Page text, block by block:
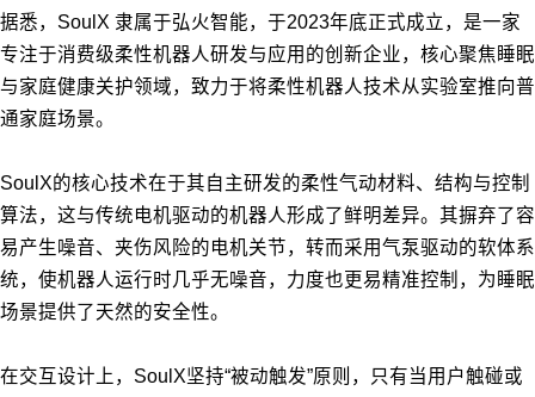
据悉，SoulX 隶属于弘火智能，于2023年底正式成立，是一家
专注于消费级柔性机器人研发与应用的创新企业，核心聚焦睡眠
与家庭健康关护领域，致力于将柔性机器人技术从实验室推向普
通家庭场景。
SoulX的核心技术在于其自主研发的柔性气动材料、结构与控制
算法，这与传统电机驱动的机器人形成了鲜明差异。 其摒弃了容
易产生噪音、夹伤风险的电机关节，转而采用气泵驱动的软体系
统，使机器人运行时几乎无噪音，力度也更易精准控制，为睡眠
场景提供了天然的安全性。
在交互设计上，SoulX坚持“被动触发”原则，只有当用户触碰或